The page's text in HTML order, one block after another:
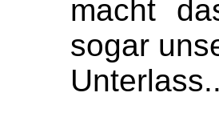
macht
sogar